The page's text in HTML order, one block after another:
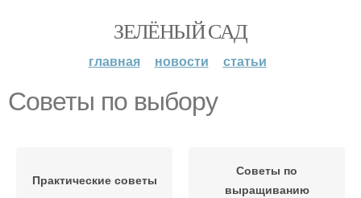
ЗЕЛЁНЫЙ САД
главная новости статьи
Советы по выбору
Практические советы
Советы по
выращиванию